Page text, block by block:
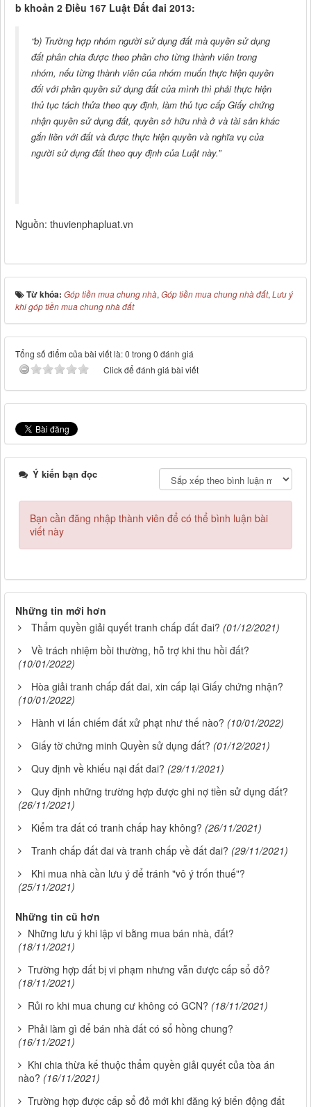
b khoản 2 Điều 167 Luật Đất đai 2013:
“b) Trường hợp nhóm người sử dụng đất mà quyền sử dụng
đất phân chia được theo phần cho từng thành viên trong
nhóm, nếu từng thành viên của nhóm muốn thực hiện quyền
đối với phần quyền sử dụng đất của mình thì phải thực hiện
thủ tục tách thửa theo quy định, làm thủ tục cấp Giấy chứng
nhận quyền sử dụng đất, quyền sở hữu nhà ở và tài sản khác
gắn liền với đất và được thực hiện quyền và nghĩa vụ của
người sử dụng đất theo quy định của Luật này.”
Nguồn: thuvienphapluat.vn
Từ khóa: Góp tiền mua chung nhà, Góp tiền mua chung nhà đất, Lưu ý
khi góp tiền mua chung nhà đất
Tổng số điểm của bài viết là: 0 trong 0 đánh giá
Click để đánh giá bài viết
Ý kiến bạn đọc
Bạn cần đăng nhập thành viên để có thể bình luận bài
viết này
Những tin mới hơn
Thẩm quyền giải quyết tranh chấp đất đai? (01/12/2021)
Về trách nhiệm bồi thường, hỗ trợ khi thu hồi đất?
(10/01/2022)
Hòa giải tranh chấp đất đai, xin cấp lại Giấy chứng nhận?
(10/01/2022)
Hành vi lấn chiếm đất xử phạt như thế nào? (10/01/2022)
Giấy tờ chứng minh Quyền sử dụng đất? (01/12/2021)
Quy định về khiếu nại đất đai? (29/11/2021)
Quy định những trường hợp được ghi nợ tiền sử dụng đất?
(26/11/2021)
Kiểm tra đất có tranh chấp hay không? (26/11/2021)
Tranh chấp đất đai và tranh chấp về đất đai? (29/11/2021)
Khi mua nhà cần lưu ý để tránh "vô ý trốn thuế"?
(25/11/2021)
Những tin cũ hơn
Những lưu ý khi lập vi bằng mua bán nhà, đất?
(18/11/2021)
Trường hợp đất bị vi phạm nhưng vẫn được cấp sổ đỏ?
(18/11/2021)
Rủi ro khi mua chung cư không có GCN? (18/11/2021)
Phải làm gì để bán nhà đất có sổ hồng chung?
(16/11/2021)
Khi chia thừa kế thuộc thẩm quyền giải quyết của tòa án
nào? (16/11/2021)
Trường hợp được cấp sổ đỏ mới khi đăng ký biến động đất